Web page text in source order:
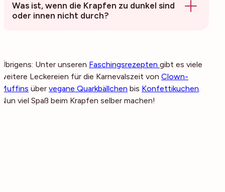
Was ist, wenn die Krapfen zu dunkel sind
oder innen nicht durch?
Übrigens: Unter unseren Faschingsrezepten gibt es viele
weitere Leckereien für die Karnevalszeit von Clown-
Muffins über vegane Quarkbällchen bis Konfettikuchen.
Nun viel Spaß beim Krapfen selber machen!